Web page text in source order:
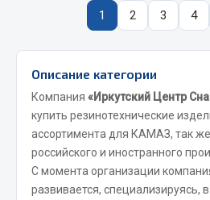
Фильтры DONALDSON
Весь раздел
Всё для сварки
Газосварка
1 2 3 4
Описание категории
Компания «Иркутский Центр
купить резинотехнические
ассортимента для КАМАЗ, так
российского и иностранного
С момента организации
развивается, специализируясь,